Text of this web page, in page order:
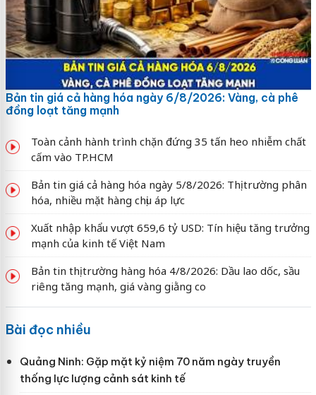
Bản tin giá cả hàng hóa ngày 6/8/2026: Vàng, cà phê
đồng loạt tăng mạnh
Toàn cảnh hành trình chặn đứng 35 tấn heo nhiễm chất
cấm vào TP.HCM
Bản tin giá cả hàng hóa ngày 5/8/2026: Thị trường phân
hóa, nhiều mặt hàng chịu áp lực
Xuất nhập khẩu vượt 659,6 tỷ USD: Tín hiệu tăng trưởng
mạnh của kinh tế Việt Nam
Bản tin thị trường hàng hóa 4/8/2026: Dầu lao dốc, sầu
riêng tăng mạnh, giá vàng giằng co
Bài đọc nhiều
Quảng Ninh: Gặp mặt kỷ niệm 70 năm ngày truyền
thống lực lượng cảnh sát kinh tế